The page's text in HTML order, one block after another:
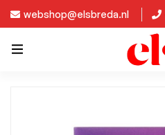
webshop@elsbreda.nl
Nieuw in de collectie: Kinky Diva!